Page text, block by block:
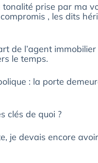
prise par ma
, les dits
de l’agent immobilier
le temps.
: la porte
clés de quoi ?
je devais encore